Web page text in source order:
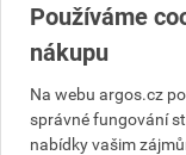
Výrobky značky:
Používáme
nákupu
Na webu argos.cz
správné fungování
nabídky vašim